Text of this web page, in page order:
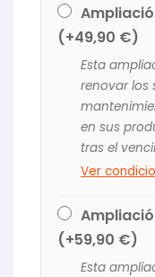
(+49,90 €)
Esta
renovar los
en sus
tras el
Ver
(+59,90 €)
Esta